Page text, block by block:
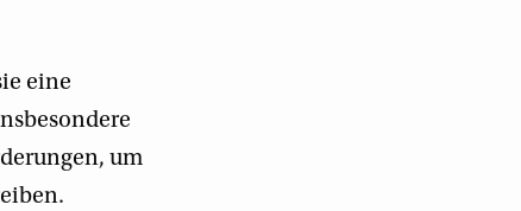
eine
um